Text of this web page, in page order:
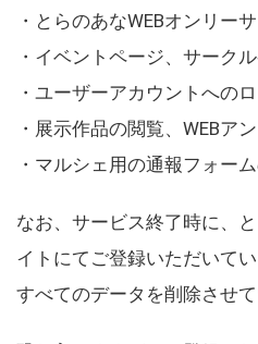
・とらのあなWEBオンリー
・イベントページ、サーク
・ユーザーアカウントへの
・展示作品の閲覧、WEBア
・マルシェ用の通報フォー
なお、サービス終了時に、
イトにてご登録いただいて
すべてのデータを削除させて